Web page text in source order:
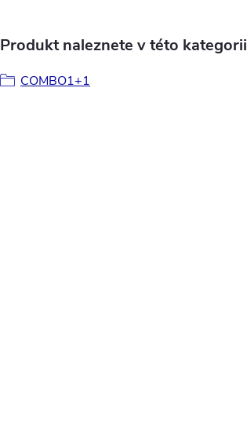
Produkt naleznete v této kategorii
COMBO1+1